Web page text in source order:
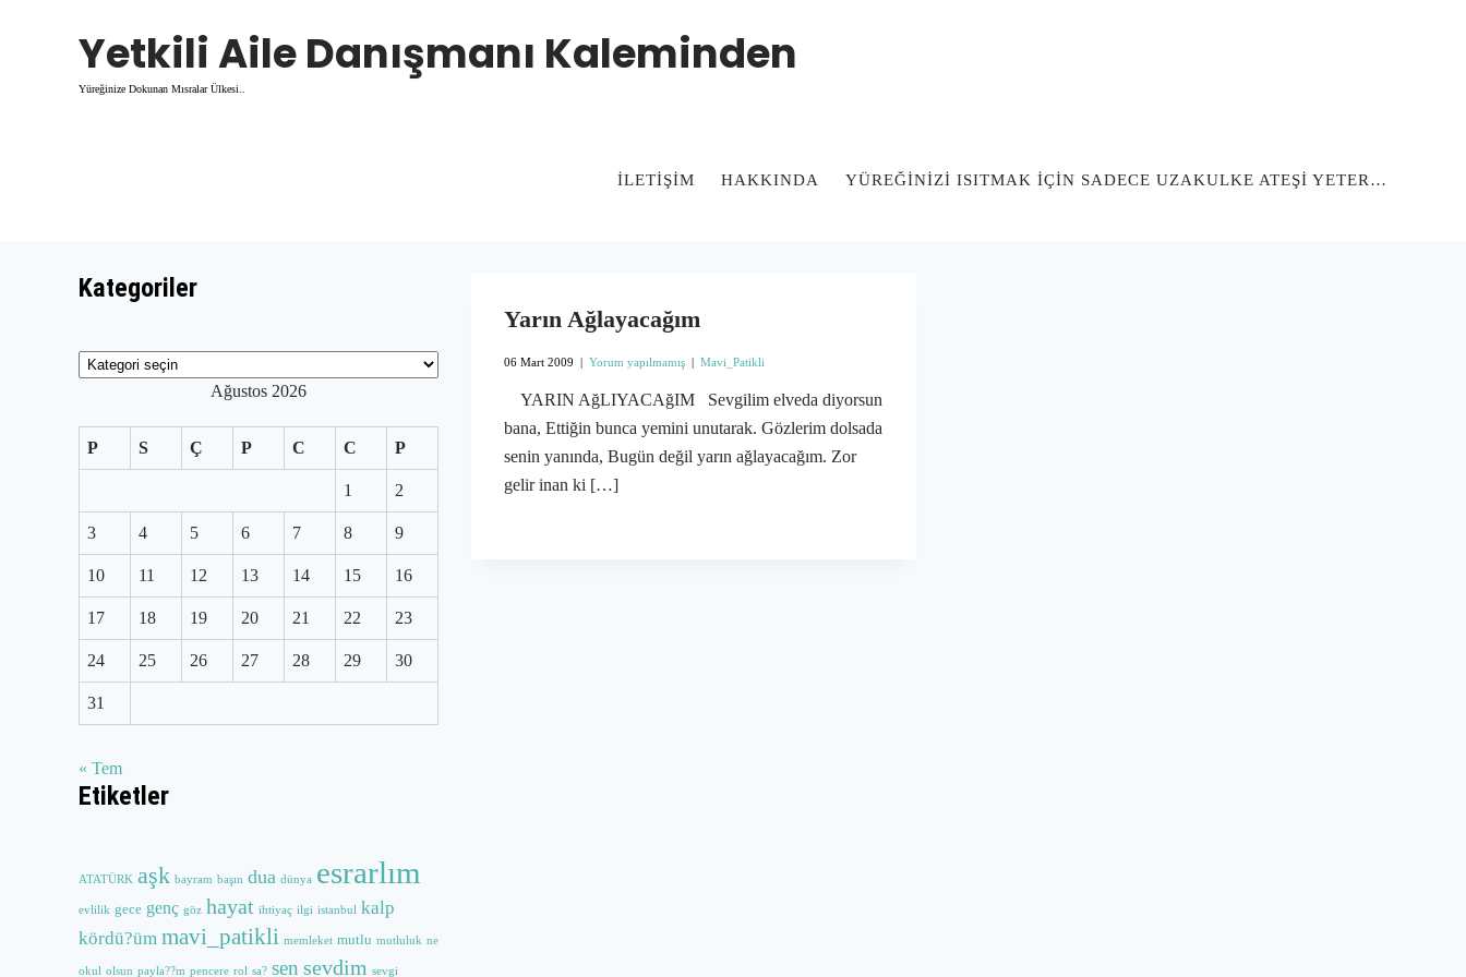
Yetkili Aile Danışmanı Kaleminden
Yüreğinize Dokunan Mısralar Ülkesi..
İLETIŞIM HAKKINDA YÜREĞİNİZİ ISITMAK İÇİN SADECE UZAKULKE ATEŞİ YETER…
Yarın Ağlayacağım
06 Mart 2009 | Yorum yapılmamış | Mavi_Patikli
YARIN AğLIYACAğIM Sevgilim elveda diyorsun
bana, Ettiğin bunca yemini unutarak. Gözlerim dolsada
senin yanında, Bugün değil yarın ağlayacağım. Zor
gelir inan ki […]
Kategoriler
Kategoriler
Ağustos 2026
P S Ç P C C P
1 2
3 4 5 6 7 8 9
10 11 12 13 14 15 16
17 18 19 20 21 22 23
24 25 26 27 28 29 30
31
« Tem
Etiketler
ATATÜRK aşk bayram başın dua dünya esrarlım
evlilik gece genç göz hayat ihtiyaç ilgi istanbul kalp
kördü?üm mavi_patikli memleket mutlu mutluluk ne
okul olsun payla??m pencere rol sa? sen sevdim sevgi